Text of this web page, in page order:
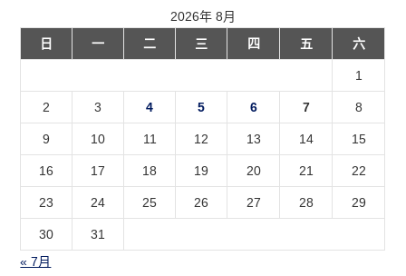
2026年 8月
日
一 二 三 四 五 六
1
2 3 4 5 6 7 8
9 10 11 12 13 14 15
16 17 18 19 20 21 22
23 24 25 26 27 28 29
30
31
« 7月